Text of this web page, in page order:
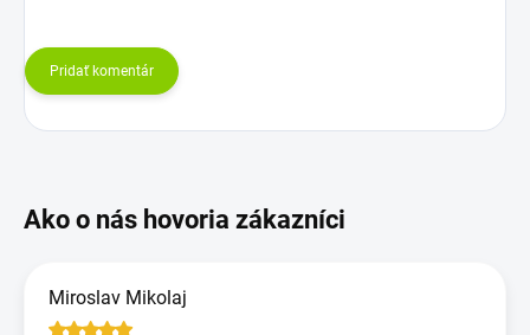
Pridať komentár
Miroslav Mikolaj